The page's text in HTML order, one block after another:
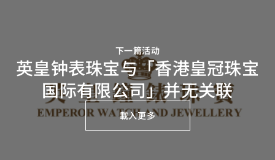
下一篇活动
英皇钟表珠宝与「香港皇冠珠宝
国际有限公司」并无关联
載入更多